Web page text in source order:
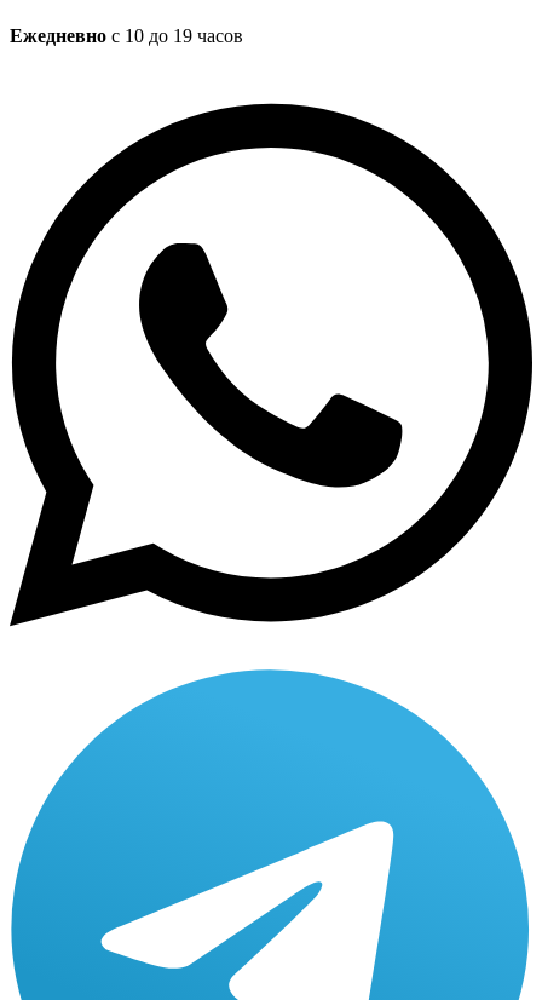
Ежедневно с 10 до 19 часов